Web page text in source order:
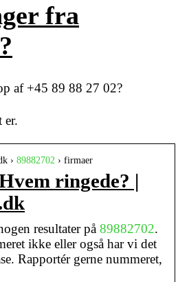
fra
af +45 89 88 27 02?
er.
› 89882702 › firmaer
ringede? |
resultater på 89882702.
ikke eller også har vi det
Rapportér gerne nummeret,